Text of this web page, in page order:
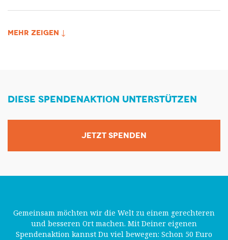
MEHR ZEIGEN ↓
DIESE SPENDENAKTION UNTERSTÜTZEN
JETZT SPENDEN
Gemeinsam möchten wir die Welt zu einem gerechteren
und besseren Ort machen. Mit Deiner eigenen
Spendenaktion kannst Du viel bewegen: Schon 50 Euro